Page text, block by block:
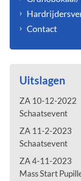
Contact
Uitslagen
ZA 10-12-2022
Schaatsevent
ZA 11-2-2023
Schaatsevent
ZA 4-11-2023
Mass Start